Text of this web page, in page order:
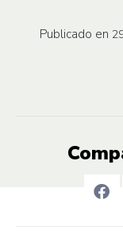
Publicado en